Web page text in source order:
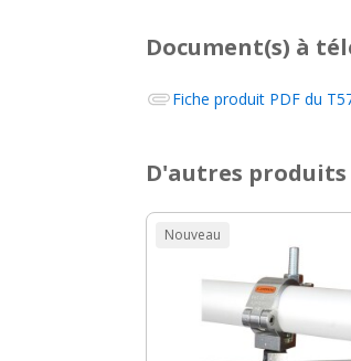
Document(s) à
Fiche produit PDF du
D'autres
Nouveau